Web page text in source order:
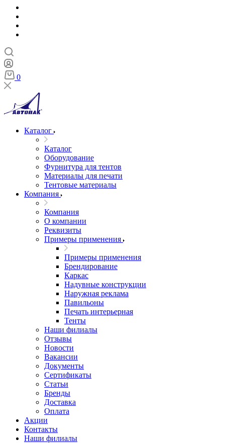
0
Каталог
Каталог
Оборудование
Фурнитура для тентов
Материалы для печати
Тентовые материалы
Компания
Компания
О компании
Реквизиты
Примеры применения
Примеры применения
Брендирование
Каркас
Надувные конструкции
Наружная реклама
Павильоны
Печать интерьерная
Тенты
Наши филиалы
Отзывы
Новости
Вакансии
Документы
Cертификаты
Статьи
Бренды
Доставка
Оплата
Акции
Контакты
Наши филиалы